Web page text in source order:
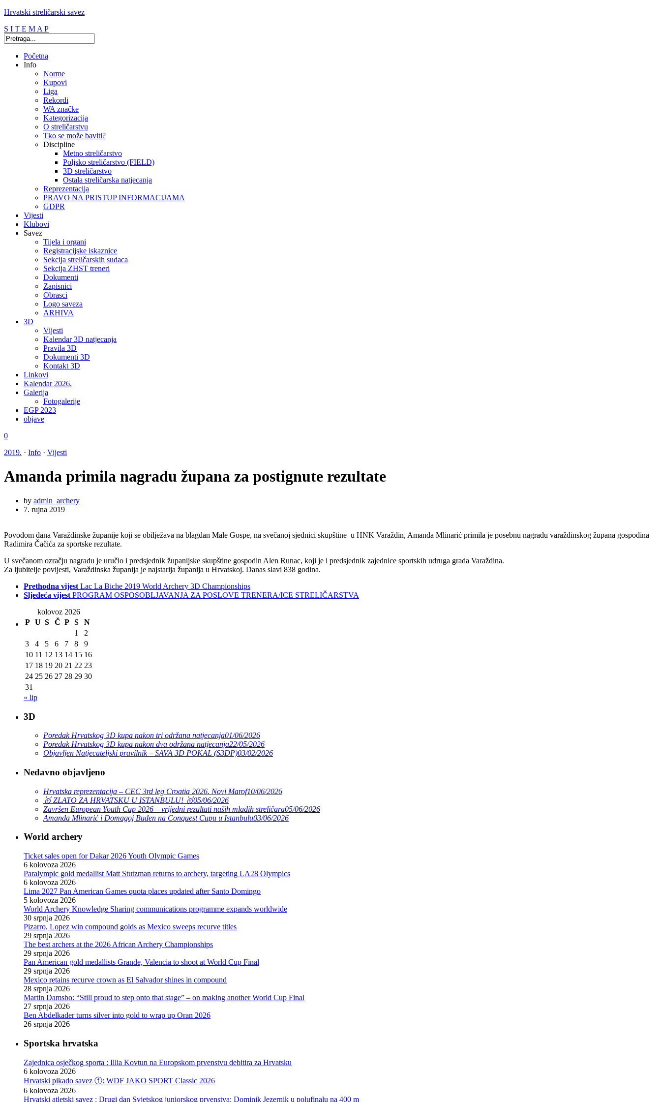
Hrvatski streličarski savez
S I T E M A P
Početna
Info
Norme
Kupovi
Liga
Rekordi
WA značke
Kategorizacija
O streličarstvu
Tko se može baviti?
Discipline
Metno streličarstvo
Poljsko streličarstvo (FIELD)
3D streličarstvo
Ostala streličarska natjecanja
Reprezentacija
PRAVO NA PRISTUP INFORMACIJAMA
GDPR
Vijesti
Klubovi
Savez
Tijela i organi
Registracijske iskaznice
Sekcija streličarskih sudaca
Sekcija ZHST treneri
Dokumenti
Zapisnici
Obrasci
Logo saveza
ARHIVA
3D
Vijesti
Kalendar 3D natjecanja
Pravila 3D
Dokumenti 3D
Kontakt 3D
Linkovi
Kalendar 2026.
Galerija
Fotogalerije
EGP 2023
objave
0
2019. · Info · Vijesti
Amanda primila nagradu župana za postignute rezultate
by admin_archery
7. rujna 2019
Povodom dana Varaždinske županije koji se obilježava na blagdan Male Gospe, na svečanoj sjednici skupštine u HNK Varaždin, Amanda Mlinarić primila je posebnu nagradu varaždinskog župana gospodina
Radimira Čačića za sportske rezultate.
U svečanom ozračju nagradu je uručio i predsjednik županijske skupštine gospodin Alen Runac, koji je i predsjednik zajednice sportskih udruga grada Varaždina.
Za ljubitelje povijesti, Varaždinska županija je najstarija županija u Hrvatskoj. Danas slavi 838 godina.
Prethodna vijest Lac La Biche 2019 World Archery 3D Championships
Sljedeća vijest PROGRAM OSPOSOBLJAVANJA ZA POSLOVE TRENERA/ICE STRELIČARSTVA
kolovoz 2026
P U S Č P S
N
1
2
3
4 5 6 7 8
9
10 11 12 13 14 15 16
17 18 19 20 21 22 23
24 25 26 27 28 29 30
31
« lip
3D
Poredak Hrvatskog 3D kupa nakon tri održana natjecanja01/06/2026
Poredak Hrvatskog 3D kupa nakon dva održana natjecanja22/05/2026
Objavljen Natjecateljski pravilnik – SAVA 3D POKAL (S3DP)03/02/2026
Nedavno objavljeno
Hrvatska reprezentacija – CEC 3rd leg Croatia 2026. Novi Marof10/06/2026
🥇 ZLATO ZA HRVATSKU U ISTANBULU! 🥇05/06/2026
Završen European Youth Cup 2026 – vrijedni rezultati naših mladih streličara05/06/2026
Amanda Mlinarić i Domagoj Buden na Conquest Cupu u Istanbulu03/06/2026
World archery
Ticket sales open for Dakar 2026 Youth Olympic Games
6 kolovoza 2026
Paralympic gold medallist Matt Stutzman returns to archery, targeting LA28 Olympics
6 kolovoza 2026
Lima 2027 Pan American Games quota places updated after Santo Domingo
5 kolovoza 2026
World Archery Knowledge Sharing communications programme expands worldwide
30 srpnja 2026
Pizarro, Lopez win compound golds as Mexico sweeps recurve titles
29 srpnja 2026
The best archers at the 2026 African Archery Championships
29 srpnja 2026
Pan American gold medallists Grande, Valencia to shoot at World Cup Final
29 srpnja 2026
Mexico retains recurve crown as El Salvador shines in compound
28 srpnja 2026
Martin Damsbo: “Still proud to step onto that stage” – on making another World Cup Final
27 srpnja 2026
Ben Abdelkader turns silver into gold to wrap up Oran 2026
26 srpnja 2026
Sportska hrvatska
Zajednica osječkog sporta : Illia Kovtun na Europskom prvenstvu debitira za Hrvatsku
6 kolovoza 2026
Hrvatski pikado savez ⓕ: WDF JAKO SPORT Classic 2026
6 kolovoza 2026
Hrvatski atletski savez : Drugi dan Svjetskog juniorskog prvenstva: Dominik Jezernik u polufinalu na 400 m